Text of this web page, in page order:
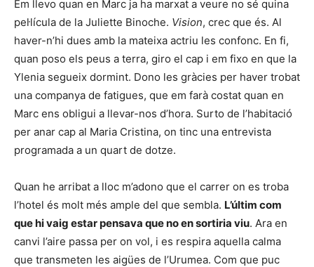
Em llevo quan en Marc ja ha marxat a veure no sé quina
pel·lícula de la Juliette Binoche. Vision, crec que és. Al
haver-n’hi dues amb la mateixa actriu les confonc. En fi,
quan poso els peus a terra, giro el cap i em fixo en que la
Ylenia segueix dormint. Dono les gràcies per haver trobat
una companya de fatigues, que em farà costat quan en
Marc ens obligui a llevar-nos d’hora. Surto de l’habitació
per anar cap al Maria Cristina, on tinc una entrevista
programada a un quart de dotze.
Quan he arribat a lloc m’adono que el carrer on es troba
l’hotel és molt més ample del que sembla. L’últim com
que hi vaig estar pensava que no en sortiria viu. Ara en
canvi l’aire passa per on vol, i es respira aquella calma
que transmeten les aigües de l’Urumea. Com que puc